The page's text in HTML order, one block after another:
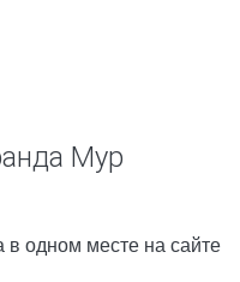
Мур
в одном месте на сайте